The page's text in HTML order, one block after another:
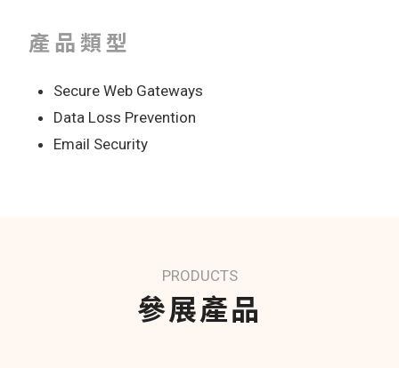
產品類型
Secure Web Gateways
Data Loss Prevention
Email Security
PRODUCTS
參展產品